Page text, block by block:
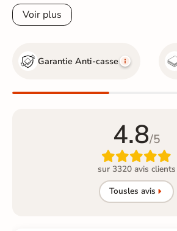
Voir plus
Garantie Anti-casse
4.8/5

sur 3320 avis clients
Tousles avis